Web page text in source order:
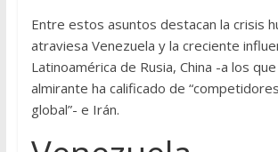
Entre estos asuntos destacan la crisis
atraviesa Venezuela y la creciente
Latinoamérica de Rusia, China -a los
almirante ha calificado de
global”- e Irán.